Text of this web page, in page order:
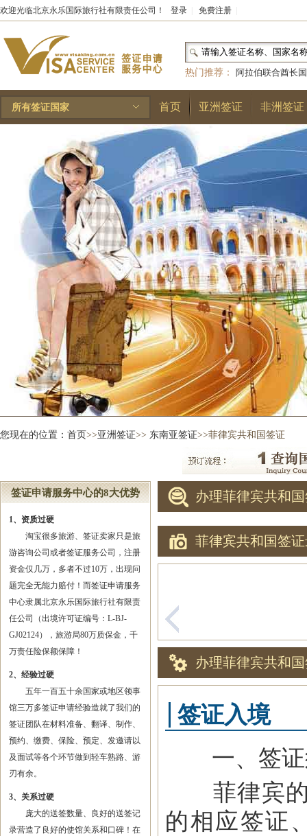
欢迎光临北京永乐国际旅行社有限责任公司！ 登录 免费注册
热门推荐：
阿拉伯联合酋长国
和国|布基纳法索|巴勒斯坦
林王国|安道尔公国|
所有签证国家 首页 亚洲签证 非洲签证
您现在的位置： 首页>>亚洲签证>> 东南亚签证>>菲律宾共和国签证
签证申请服务中心的8大优势
1、资质过硬
淘宝很多旅游、签证卖家只是旅
游咨询公司或者签证服务公司，注册
资金仅几万，多者不过10万，出现问
题完全无能力赔付！而签证申请服务
中心隶属北京永乐国际旅行社有限责
任公司（出境许可证编号：L-BJ-
GJ02124），旅游局80万质保金，千
万责任险保额保障！
2、经验过硬
五年一百五十余国家或地区领事
馆三万多签证申请经验造就了我们的
签证团队在材料准备、翻译、制作、
预约、缴费、保险、预定、发邀请以
及面试等各个环节做到轻车熟路、游
刃有余。
3、关系过硬
庞大的送签数量、良好的送签记
录营造了良好的使馆关系和口碑！在
办理菲律宾共和
菲律宾共和国签
办理菲律宾共和
签证入境
一、签证
菲律宾的
的相应签证